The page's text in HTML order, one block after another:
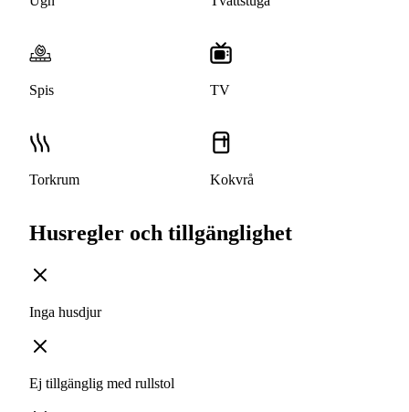
Spis TV
Torkrum Kokvrå
Husregler och tillgänglighet
Inga husdjur
Ej tillgänglig med rullstol